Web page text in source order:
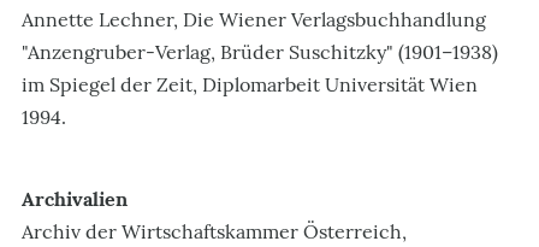
Annette Lechner, Die Wiener Verlagsbuchhandlung
"Anzengruber-Verlag, Brüder Suschitzky" (1901–1938)
im Spiegel der Zeit, Diplomarbeit Universität Wien
1994.
Archivalien
Archiv der Wirtschaftskammer Österreich,